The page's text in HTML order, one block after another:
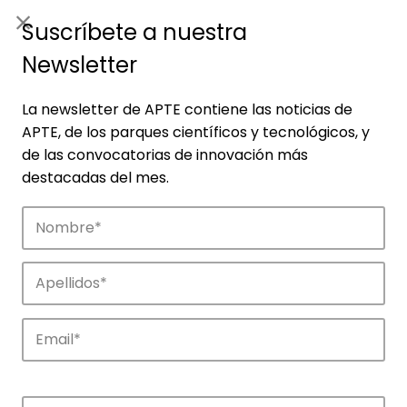
Empresas
Descubre las empresas que impulsan la
innovación en los parques de APTE.
Suscríbete a nuestra
Newsletter
La newsletter de APTE contiene las noticias de
APTE, de los parques científicos y tecnológicos, y
de las convocatorias de innovación más
destacadas del mes.